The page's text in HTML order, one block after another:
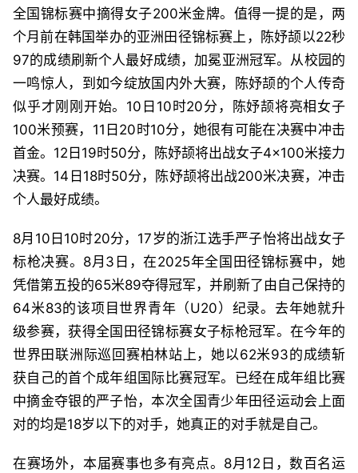
全国锦标赛中摘得女子200米金牌。值得一提的是，两
个月前在韩国举办的亚洲田径锦标赛上，陈妤颉以22秒
97的成绩刷新个人最好成绩，加冕亚洲冠军。从校园的
一鸣惊人，到如今绽放国内外大赛，陈妤颉的个人传奇
似乎才刚刚开始。10日10时20分，陈妤颉将亮相女子
100米预赛，11日20时10分，她很有可能在决赛中冲击
首金。12日19时50分，陈妤颉将出战女子4×100米接力
决赛。14日18时50分，陈妤颉将出战200米决赛，冲击
个人最好成绩。
8月10日10时20分，17岁的浙江选手严子怡将出战女子
标枪决赛。8月3日，在2025年全国田径锦标赛中，她
凭借第五投的65米89夺得冠军，并刷新了由自己保持的
64米83的该项目世界青年（U20）纪录。去年她就升
级参赛，获得全国田径锦标赛女子标枪冠军。在今年的
世界田联洲际巡回赛柏林站上，她以62米93的成绩斩
获自己的首个成年组国际比赛冠军。已经在成年组比赛
中摘金夺银的严子怡，本次全国青少年田径运动会上面
对的均是18岁以下的对手，她真正的对手就是自己。
在赛场外，本届赛事也多有亮点。8月12日，数百名运